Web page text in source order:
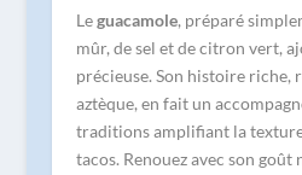
Leguacamole, préparé
mûr, de sel et de citron vert,
précieuse. Son histoire riche,
aztèque, en fait un
traditions amplifiant la
tacos. Renouez avec son goût